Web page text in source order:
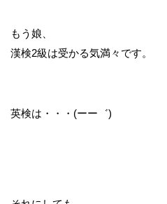
もう娘、
漢検2級は受かる気満々です。
英検は・・・(ーー゛)